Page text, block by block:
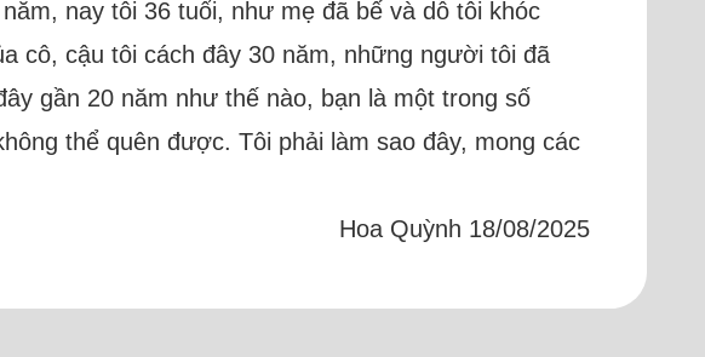
nay tôi 36 tuổi, như mẹ đã bế và dỗ tôi khóc
cô, cậu tôi cách đây 30 năm, những người tôi đã
gần 20 năm như thế nào, bạn là một trong số
thể quên được. Tôi phải làm sao đây, mong các
Hoa Quỳnh 18/08/2025